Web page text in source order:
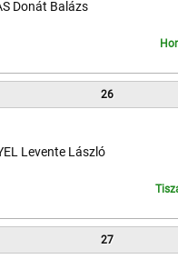
Donát Balázs
26
Levente László
27